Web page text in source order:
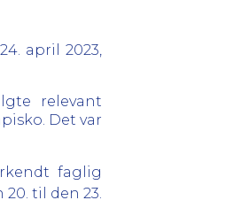
april 2023,
relevant
Det var
faglig
til den 23.